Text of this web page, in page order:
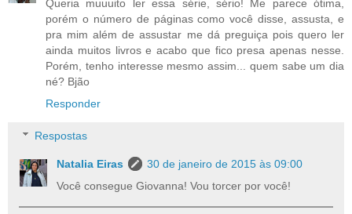
Queria muuuito ler essa série, sério! Me parece ótima,
porém o número de páginas como você disse, assusta, e
pra mim além de assustar me dá preguiça pois quero ler
ainda muitos livros e acabo que fico presa apenas nesse.
Porém, tenho interesse mesmo assim... quem sabe um dia
né? Bjão
Responder
Respostas
Natalia Eiras
30 de janeiro de 2015 às 09:00
Você consegue Giovanna! Vou torcer por você!